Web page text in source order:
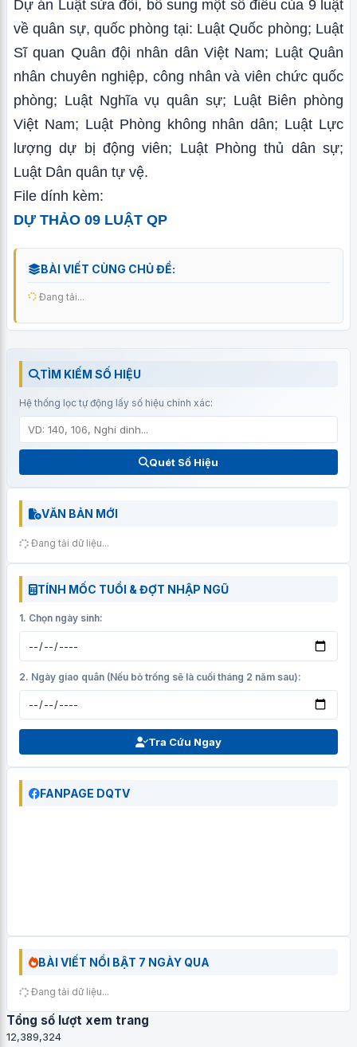
Dự án Luật sửa đổi, bổ sung một số điều của 9 luật
về quân sự, quốc phòng tại: Luật Quốc phòng; Luật
Sĩ quan Quân đội nhân dân Việt Nam; Luật Quân
nhân chuyên nghiệp, công nhân và viên chức quốc
phòng; Luật Nghĩa vụ quân sự; Luật Biên phòng
Việt Nam; Luật Phòng không nhân dân; Luật Lực
lượng dự bị động viên; Luật Phòng thủ dân sự;
Luật Dân quân tự vệ.
File dính kèm:
DỰ THẢO 09 LUẬT QP
BÀI VIẾT CÙNG CHỦ ĐỀ:
Đang tải...
TÌM KIẾM SỐ HIỆU
Hệ thống lọc tự động lấy số hiệu chính xác:
Quét Số Hiệu
VĂN BẢN MỚI
Đang tải dữ liệu...
TÍNH MỐC TUỔI & ĐỢT NHẬP NGŨ
1. Chọn ngày sinh:
2. Ngày giao quân (Nếu bỏ trống sẽ là cuối tháng 2 năm sau):
Tra Cứu Ngay
FANPAGE DQTV
BÀI VIẾT NỔI BẬT 7 NGÀY QUA
Đang tải dữ liệu...
Tổng số lượt xem trang
12,389,324